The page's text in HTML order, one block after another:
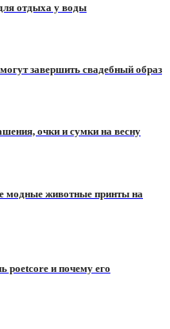
отдыха у воды
завершить свадебный образ
очки и сумки на весну
модные животные принты на
poetcore и почему его